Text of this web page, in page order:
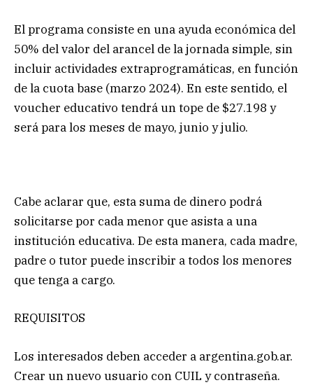
El programa consiste en una ayuda económica del
50% del valor del arancel de la jornada simple, sin
incluir actividades extraprogramáticas, en función
de la cuota base (marzo 2024). En este sentido, el
voucher educativo tendrá un tope de $27.198 y
será para los meses de mayo, junio y julio.
Cabe aclarar que, esta suma de dinero podrá
solicitarse por cada menor que asista a una
institución educativa. De esta manera, cada madre,
padre o tutor puede inscribir a todos los menores
que tenga a cargo.
REQUISITOS
Los interesados deben acceder a argentina.gob.ar.
Crear un nuevo usuario con CUIL y contraseña.